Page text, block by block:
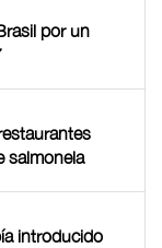
por un
salmonela
introducido